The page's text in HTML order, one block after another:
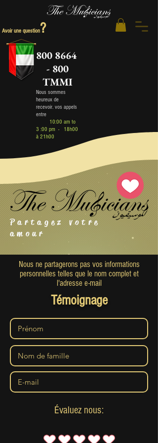
Avoir une question?
800 8664
- 800
TMMI
Nous sommes
heureux de
recevoir. vos appels
entre
10:00 am to
3 :00 pm - 18h00
à 21h00
Partagez votre
amour
Nous ne partagerons pas vos informations
personnelles telles que le nom complet et
l'adresse e-mail
Témoignage
Évaluez nous: